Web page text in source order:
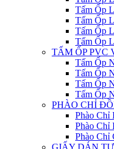
Tấm Ốp
Tấm Ốp
Tấm Ốp
Tấm Ốp
TẤM ỐP PVC
Tấm Ốp
Tấm Ốp
Tấm Ốp
Tấm Ốp
PHÀO CHỈ
Phào Chỉ
Phào Chỉ
Phào Chỉ
GIẤY DÁN